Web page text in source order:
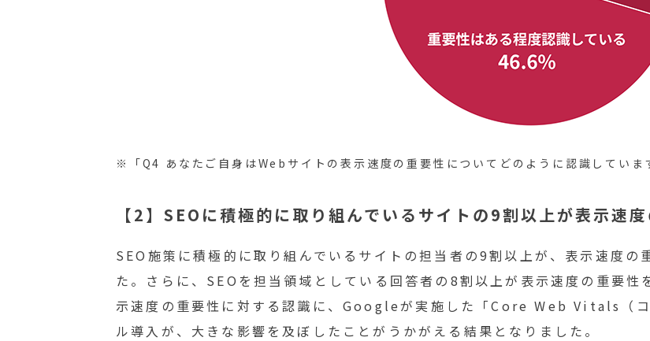
※「Q4 あなたご自身はWebサイトの表示速度の重要性についてどのように認識していま
【2】SEOに積極的に取り組んでいるサイトの9割以上が表示速
SEO施策に積極的に取り組んでいるサイトの担当者の9割以上が、表示速度の
た。さらに、SEOを担当領域としている回答者の8割以上が表示速度の重要性
示速度の重要性に対する認識に、Googleが実施した「Core Web Vitals（コ
ル導入が、大きな影響を及ぼしたことがうかがえる結果となりました。